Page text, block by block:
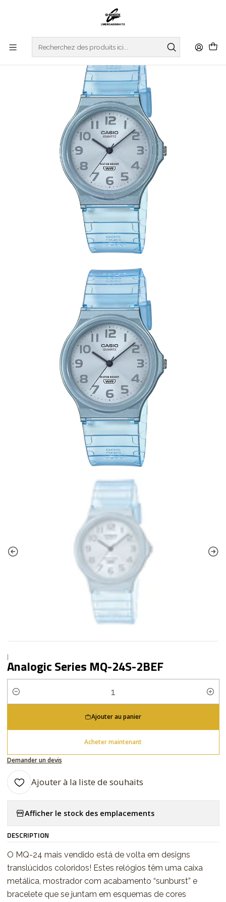
CASIO COLLECTION
Analogic Series MQ-24S-2BEF
|
Analogic Series MQ-24S-2BEF
Quantité
Ajouter au panier
Acheter maintenant
Demander un devis
Ajouter à la liste de souhaits
Afficher le stock des emplacements
DESCRIPTION
O MQ-24 mais vendido está de volta em designs
translúcidos coloridos! Estes relógios têm uma caixa
metálica, mostrador com acabamento “sunburst” e
bracelete que se juntam em esquemas de cores